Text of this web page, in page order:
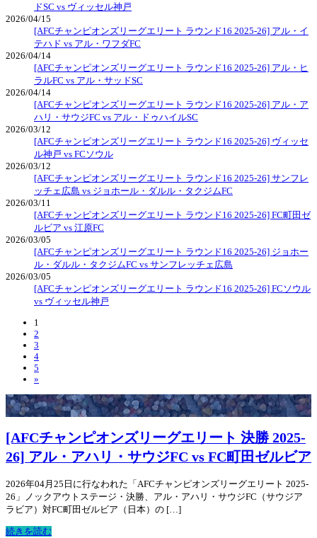
ドSC vs ヴィッセル神戸
2026/04/15
[AFCチャンピオンズリーグエリート ラウンド16 2025-26] アル・イ
テハド vs アル・ワフダFC
2026/04/14
[AFCチャンピオンズリーグエリート ラウンド16 2025-26] アル・ヒ
ラルFC vs アル・サッドSC
2026/04/14
[AFCチャンピオンズリーグエリート ラウンド16 2025-26] アル・ア
ハリ・サウジFC vs アル・ドゥハイルSC
2026/03/12
[AFCチャンピオンズリーグエリート ラウンド16 2025-26] ヴィッセ
ル神戸 vs FCソウル
2026/03/12
[AFCチャンピオンズリーグエリート ラウンド16 2025-26] サンフレ
ッチェ広島 vs ジョホール・ダルル・タクジムFC
2026/03/11
[AFCチャンピオンズリーグエリート ラウンド16 2025-26] FC町田ゼ
ルビア vs 江原FC
2026/03/05
[AFCチャンピオンズリーグエリート ラウンド16 2025-26] ジョホー
ル・ダルル・タクジムFC vs サンフレッチェ広島
2026/03/05
[AFCチャンピオンズリーグエリート ラウンド16 2025-26] FCソウル
vs ヴィッセル神戸
1
2
3
4
5
»
[AFCチャンピオンズリーグエリート 決勝 2025-
26] アル・アハリ・サウジFC vs FC町田ゼルビア
2026年04月25日に行なわれた「AFCチャンピオンズリーグエリート 2025-
26」ノックアウトステージ・決勝、アル・アハリ・サウジFC（サウジア
ラビア）対FC町田ゼルビア（日本）の […]
続きを読む